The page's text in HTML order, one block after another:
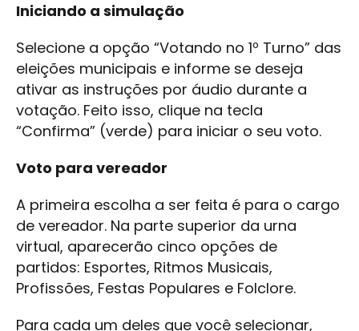
Iniciando a simulação
Selecione a opção “Votando no 1º Turno” das
eleições municipais e informe se deseja
ativar as instruções por áudio durante a
votação. Feito isso, clique na tecla
“Confirma” (verde) para iniciar o seu voto.
Voto para vereador
A primeira escolha a ser feita é para o cargo
de vereador. Na parte superior da urna
virtual, aparecerão cinco opções de
partidos: Esportes, Ritmos Musicais,
Profissões, Festas Populares e Folclore.
Para cada um deles que você selecionar,